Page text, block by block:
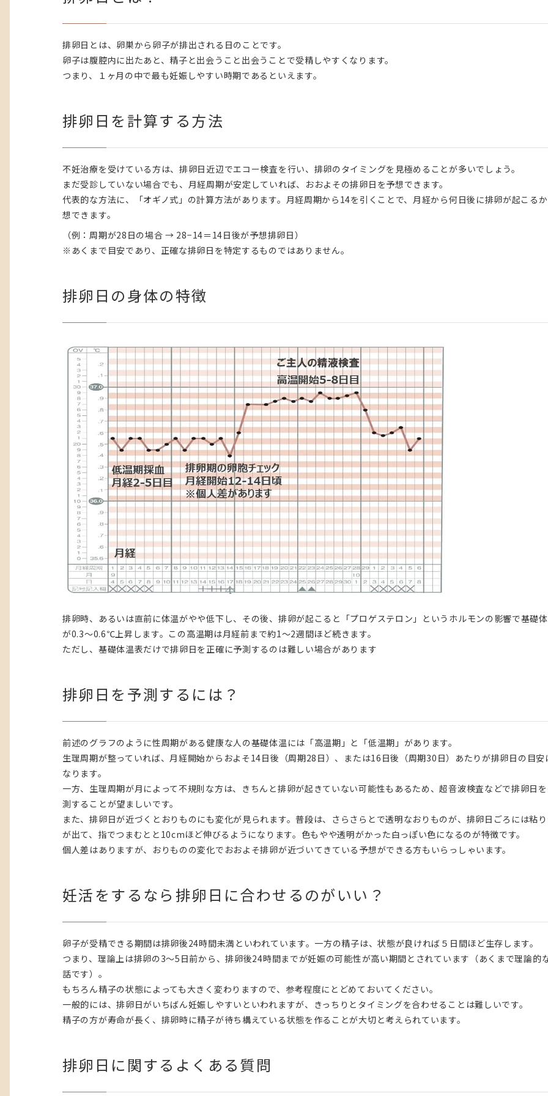
排卵日とは、卵巣から卵子が排出される日のことです。
卵子は腹腔内に出たあと、精子と出会うこと出会うことで受精しやすくなります。
つまり、１ヶ月の中で最も妊娠しやすい時期であるといえます。
排卵日を計算する方法
不妊治療を受けている方は、排卵日近辺でエコー検査を行い、排卵のタイミングを見極めることが多いでしょう。
まだ受診していない場合でも、月経周期が安定していれば、おおよその排卵日を予想できます。
代表的な方法に、「オギノ式」の計算方法があります。月経周期から14を引くことで、月経から何日後に排卵が起こる
想できます。
（例：周期が28日の場合 → 28−14＝14日後が予想排卵日）
※あくまで目安であり、正確な排卵日を特定するものではありません。
排卵日の身体の特徴
排卵時、あるいは直前に体温がやや低下し、その後、排卵が起こると「プロゲステロン」というホルモンの影響で基礎
が0.3〜0.6℃上昇します。この高温期は月経前まで約1〜2週間ほど続きます。
ただし、基礎体温表だけで排卵日を正確に予測するのは難しい場合があります
排卵日を予測するには？
前述のグラフのように性周期がある健康な人の基礎体温には「高温期」と「低温期」があります。
生理周期が整っていれば、月経開始からおよそ14日後（周期28日）、または16日後（周期30日）あたりが排卵日の目安
なります。
一方、生理周期が月によって不規則な方は、きちんと排卵が起きていない可能性もあるため、超音波検査などで排卵日
測することが望ましいです。
また、排卵日が近づくとおりものにも変化が見られます。普段は、さらさらとで透明なおりものが、排卵日ごろには粘
が出て、指でつまむとと10cmほど伸びるようになります。色もやや透明がかった白っぽい色になるのが特徴です。
個人差はありますが、おりものの変化でおおよそ排卵が近づいてきている予想ができる方もいらっしゃいます。
妊活をするなら排卵日に合わせるのがいい？
卵子が受精できる期間は排卵後24時間未満といわれています。一方の精子は、状態が良ければ５日間ほど生存します。
つまり、理論上は排卵の3〜5日前から、排卵後24時間までが妊娠の可能性が高い期間とされています（あくまで理論的
話です）。
もちろん精子の状態によっても大きく変わりますので、参考程度にとどめておいてください。
一般的には、排卵日がいちばん妊娠しやすいといわれますが、きっちりとタイミングを合わせることは難しいです。
精子の方が寿命が長く、排卵時に精子が待ち構えている状態を作ることが大切と考えられています。
排卵日に関するよくある質問